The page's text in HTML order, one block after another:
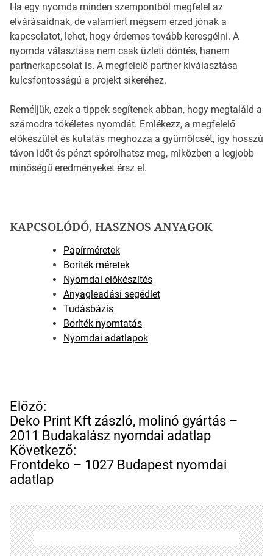
Ha egy nyomda minden szempontból megfelel az
elvárásaidnak, de valamiért mégsem érzed jónak a
kapcsolatot, lehet, hogy érdemes tovább keresgélni. A
nyomda választása nem csak üzleti döntés, hanem
partnerkapcsolat is. A megfelelő partner kiválasztása
kulcsfontosságú a projekt sikeréhez.
Reméljük, ezek a tippek segítenek abban, hogy megtaláld a
számodra tökéletes nyomdát. Emlékezz, a megfelelő
előkészület és kutatás meghozza a gyümölcsét, így hosszú
távon időt és pénzt spórolhatsz meg, miközben a legjobb
minőségű eredményeket érsz el.
KAPCSOLÓDÓ, HASZNOS ANYAGOK
Papírméretek
Boríték méretek
Nyomdai előkészítés
Anyagleadási segédlet
Tudásbázis
Boríték nyomtatás
Nyomdai adatlapok
B
e
j
e
g
y
z
é
s
n
Előző:
Deko Print Kft zászló, molinó gyártás –
2011 Budakalász nyomdai adatlap
Következő:
Frontdeko – 1027 Budapest nyomdai
adatlap